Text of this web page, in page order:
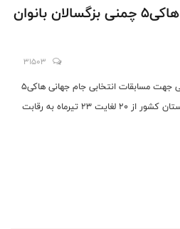
آغاز مسابقات قهرمانی هاکی۵ چمنی بزگسالان بانوان
31503
در این مسابقات که انتخابی تیم ملی جهت مسابقات انتخابی جام جهانی هاکی۵
کشور عمان میباشد، ۱۸ تیم از ۱۸ استان کشور از ۲۰ لغایت ۲۳ تیرماه به رقابت